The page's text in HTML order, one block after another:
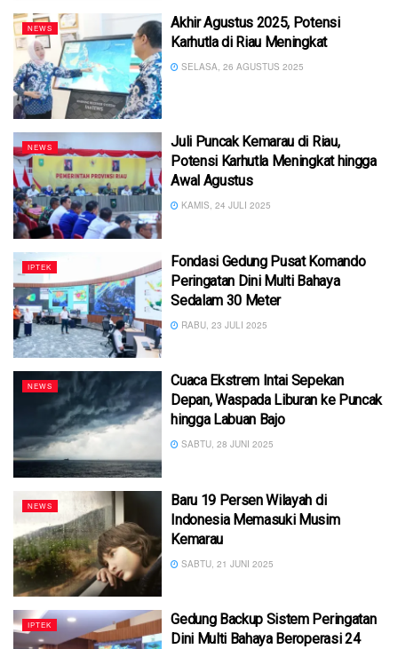
NEWS
Akhir Agustus 2025, Potensi
Karhutla di Riau Meningkat
SELASA, 26 AGUSTUS 2025
NEWS
Juli Puncak Kemarau di Riau,
Potensi Karhutla Meningkat hingga
Awal Agustus
KAMIS, 24 JULI 2025
IPTEK
Fondasi Gedung Pusat Komando
Peringatan Dini Multi Bahaya
Sedalam 30 Meter
RABU, 23 JULI 2025
NEWS
Cuaca Ekstrem Intai Sepekan
Depan, Waspada Liburan ke Puncak
hingga Labuan Bajo
SABTU, 28 JUNI 2025
NEWS
Baru 19 Persen Wilayah di
Indonesia Memasuki Musim
Kemarau
SABTU, 21 JUNI 2025
IPTEK
Gedung Backup Sistem Peringatan
Dini Multi Bahaya Beroperasi 24